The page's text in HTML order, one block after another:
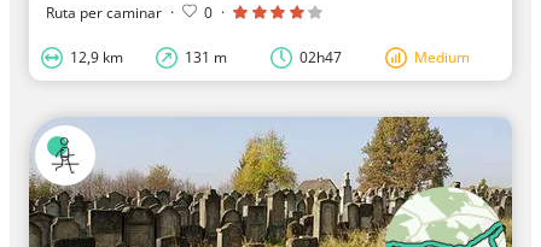
Ruta per caminar · 0 ·
12,9 km 131 m 02h47 Medium